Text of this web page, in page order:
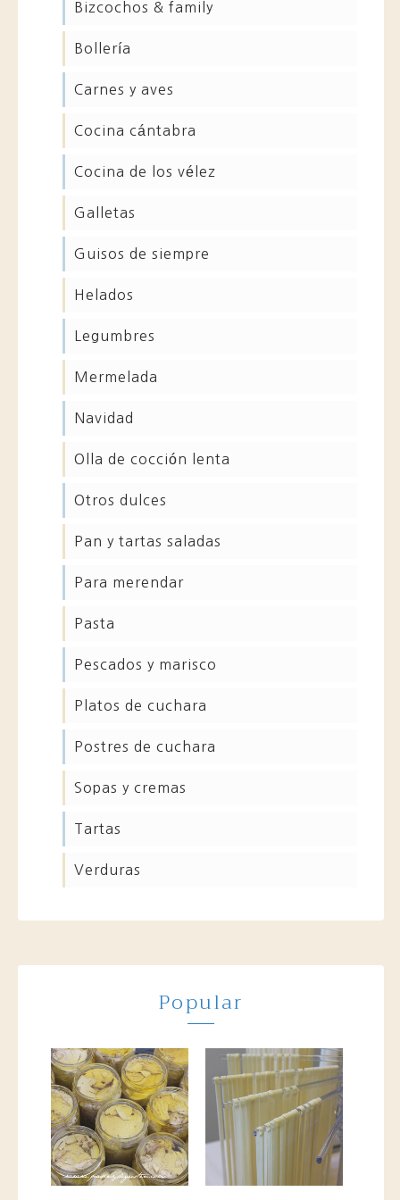
bizcochos & family
bollería
carnes y aves
cocina cántabra
cocina de los vélez
galletas
guisos de siempre
helados
legumbres
mermelada
navidad
olla de cocción lenta
otros dulces
pan y tartas saladas
para merendar
pasta
pescados y marisco
platos de cuchara
postres de cuchara
sopas y cremas
tartas
verduras
Popular